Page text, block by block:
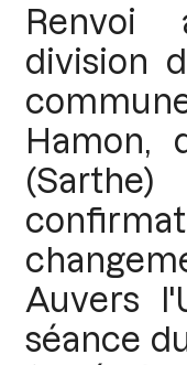
division
Hamon,
Auvers
séance